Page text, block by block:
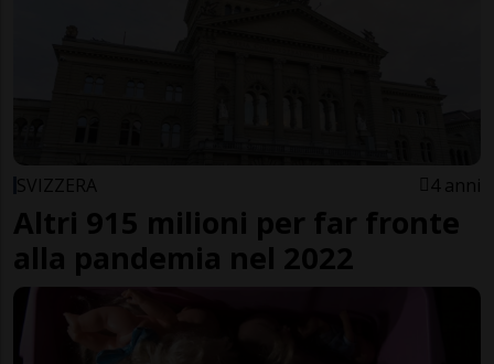
SVIZZERA 4 anni
Altri 915 milioni per far fronte
alla pandemia nel 2022